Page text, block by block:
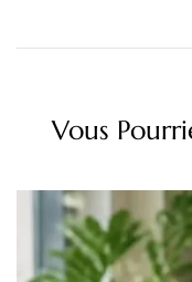
Vous